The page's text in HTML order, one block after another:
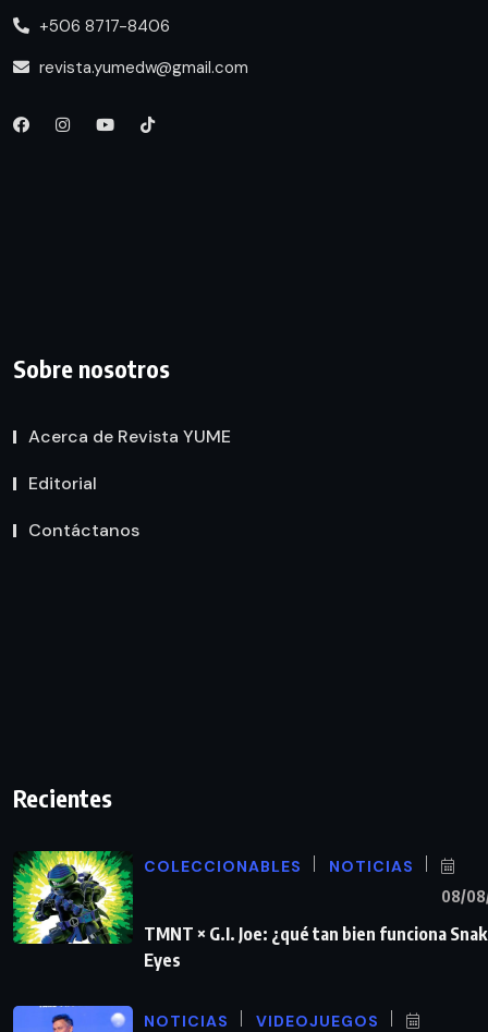
+506 8717-8406
revista.yumedw@gmail.com
Sobre nosotros
Acerca de Revista YUME
Editorial
Contáctanos
Recientes
COLECCIONABLES NOTICIAS
08/
TMNT × G.I. Joe: ¿qué tan bien funciona
Eyes
NOTICIAS VIDEOJUEGOS